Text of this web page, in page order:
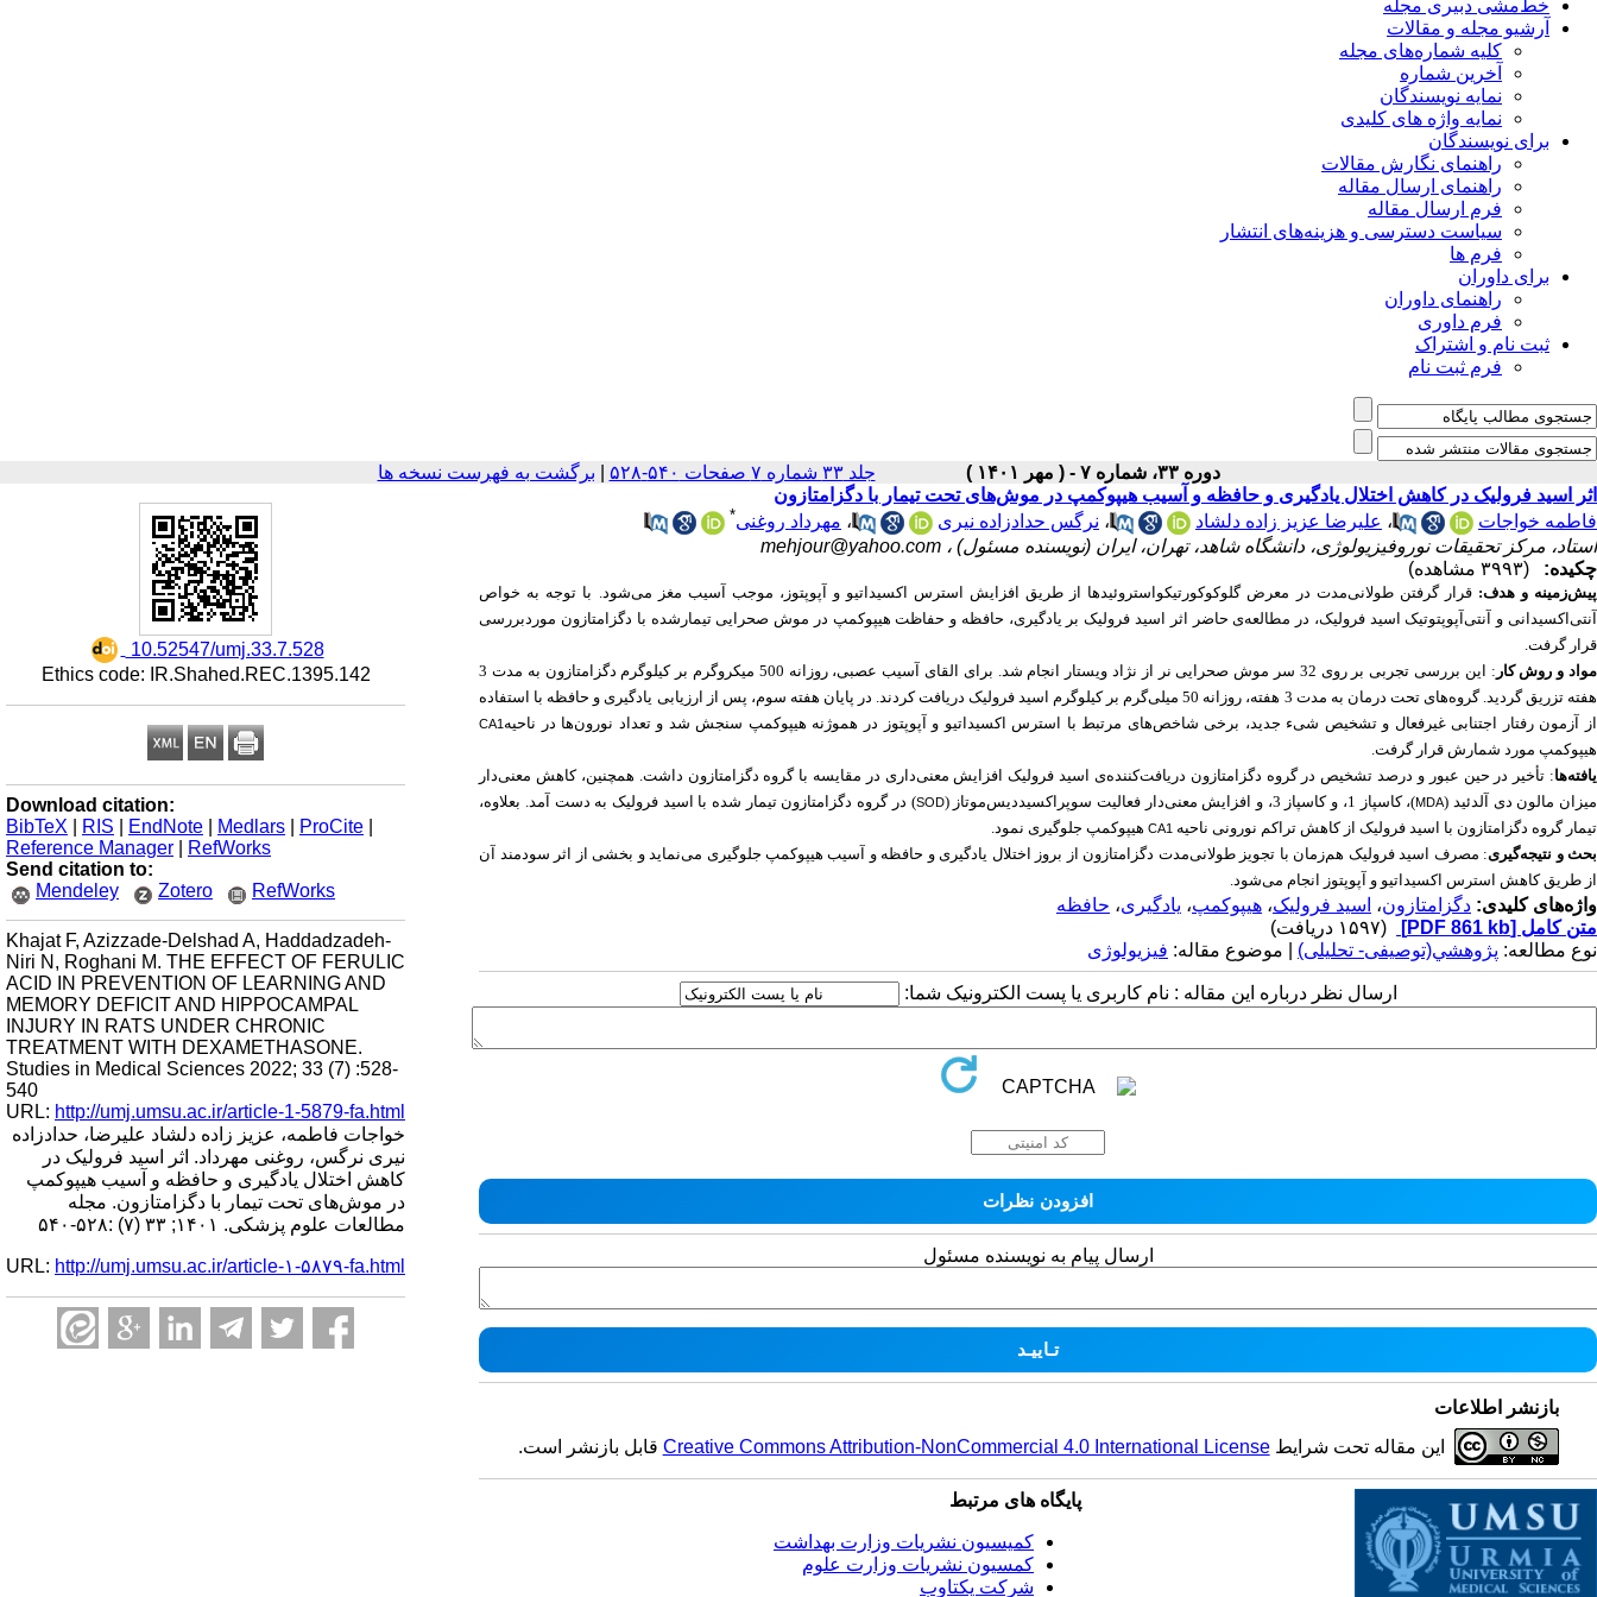
خط‌مشی دبیری مجله
آرشیو مجله و مقالات
کلیه شماره‌های مجله
آخرین شماره
نمایه نویسندگان
نمایه واژه های کلیدی
برای نویسندگان
راهنمای نگارش مقالات
راهنمای ارسال مقاله
فرم ارسال مقاله
سیاست دسترسی و هزینه‌های انتشار
فرم ها
برای داوران
راهنمای داوران
فرم داوری
ثبت نام و اشتراک
فرم ثبت نام
دوره ۳۳، شماره ۷ - ( مهر ۱۴۰۱ ) جلد ۳۳ شماره ۷ صفحات ۵۴۰-۵۲۸ برگشت به فهرست نسخه ها
‎ 10.52547/umj.33.7.528
Ethics code: IR.Shahed.REC.1395.142
Download citation:
BibTeX
RIS EndNote Medlars ProCite
Reference Manager
RefWorks
Send citation to:
Mendeley
Zotero RefWorks
Khajat F, Azizzade-Delshad A, Haddadzadeh-
Niri N, Roghani M. THE EFFECT OF FERULIC
ACID IN PREVENTION OF LEARNING AND
MEMORY DEFICIT AND HIPPOCAMPAL
INJURY IN RATS UNDER CHRONIC
TREATMENT WITH DEXAMETHASONE.
Studies in Medical Sciences 2022; 33 (7) :528-
540
URL: http://umj.umsu.ac.ir/article-1-5879-fa.html
خواجات فاطمه، عزیز زاده دلشاد علیرضا، حدادزاده
نیری نرگس، روغنی مهرداد. اثر اسید فرولیک در
کاهش اختلال یادگیری و حافظه و آسیب هیپوکمپ
در موش‌های تحت تیمار با دگزامتازون. مجله
مطالعات علوم پزشکی. ۱۴۰۱; ۳۳ (۷) :۵۲۸-۵۴۰
URL: http://umj.umsu.ac.ir/article-۱-۵۸۷۹-fa.html
اثر اسید فرولیک در کاهش اختلال یادگیری و حافظه و آسیب هیپوکمپ در موش‌های تحت تیمار با دگزامتازون
فاطمه خواجات
، علیرضا عزیز زاده دلشاد ، نرگس حدادزاده نیری ، مهرداد روغنی*
استاد، مرکز تحقیقات نوروفیزیولوژی، دانشگاه شاهد، تهران، ایران (نویسنده مسئول) ، mehjour@yahoo.com
چکیده:
(۳۹۹۳ مشاهده)
پیش‌زمینه و هدف: قرار گرفتن طولانی‌مدت در معرض گلوکوکورتیکو استروئیدها از طریق افزایش استرس اکسیداتیو و آپوپتوز، موجب آسیب مغز می‌شود. با توجه به خواص
آنتی‌اکسیدانی و آنتی‌آپوپتوتیک اسید فرولیک، در مطالعه‌ی حاضر اثر اسید فرولیک بر یادگیری، حافظه و حفاظت هیپوکمپ در موش صحرایی تیمار‌شده با دگزامتازون موردبررسی
قرار گرفت.
مواد و روش‌ کار : این بررسی تجربی بر روی 32 سر موش صحرایی نر از نژاد ویستار انجام شد. برای القای آسیب عصبی،
روزانه 500 میکروگرم بر کیلوگرم دگزامتازون به مدت 3
هفته تزریق گردید. گروه‌های تحت
درمان به مدت 3 هفته، روزانه 50 میلی‌گرم بر کیلوگرم اسید فرولیک دریافت کردند. در پایان هفته سوم، پس از ارزیابی یادگیری و حافظه با استفاده
از آزمون رفتار اجتنابی غیرفعال و تشخیص شیء جدید، برخی شاخص‌های مرتبط با استرس اکسیداتیو و آپوپتوز در هموژنه هیپوکمپ سنجش شد و تعداد نورون‌ها در ناحیه CA1
هیپوکمپ مورد شمارش قرار گرفت.
یافته‌ها: تأخیر در حین عبور و درصد تشخیص در گروه دگزامتازون دریافت‌کننده‌ی اسید فرولیک افزایش معنی‌داری در مقایسه با گروه دگزامتازون داشت. همچنین، کاهش معنی‌دار
میزان مالون دی آلدئید (
MDA
)، کاسپاز 1، و کاسپاز 3، و افزایش معنی‌دار فعالیت سوپراکسیددیس‌موتاز ( SOD
) در گروه دگزامتازون تیمار شده با اسید فرولیک به دست آمد. بعلاوه،
تیمار گروه دگزامتازون با اسید فرولیک از کاهش تراکم نورونی ناحیه CA1 هیپوکمپ جلوگیری نمود.
بحث و نتیجه‌گیری: مصرف اسید فرولیک هم‌زمان با تجویز طولانی‌مدت دگزامتازون از بروز اختلال یادگیری و حافظه و آسیب هیپوکمپ جلوگیری می‌نماید و بخشی از اثر سودمند آن
از طریق کاهش استرس اکسیداتیو و آپوپتوز انجام می‌شود.
واژه‌های کلیدی: دگزامتازون، اسید فرولیک، هیپوکمپ، یادگیری، حافظه
متن کامل [PDF 861 kb]
(۱۵۹۷ دریافت)
نوع مطالعه: پژوهشي(توصیفی- تحلیلی) | موضوع مقاله: فیزیولوژی
ارسال نظر درباره این مقاله : نام کاربری یا پست الکترونیک شما:
ارسال پیام به نویسنده مسئول
بازنشر اطلاعات
این مقاله تحت شرایطCreative Commons Attribution-NonCommercial 4.0 International License قابل بازنشر است.
پایگاه های مرتبط
کمیسیون نشریات وزارت بهداشت
کمسیون نشریات وزارت علوم
شرکت یکتاوب